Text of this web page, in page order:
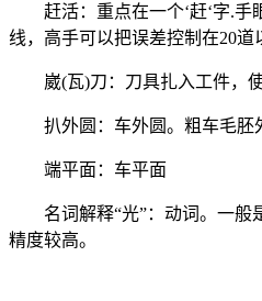
赶活：重点在一个‘赶‘字.
线，高手可以把误差控制在20
崴(瓦)刀：刀具扎入工件，
扒外圆：车外圆。粗车毛胚
端平面：车平面
名词解释“光”：动词。一般
精度较高。